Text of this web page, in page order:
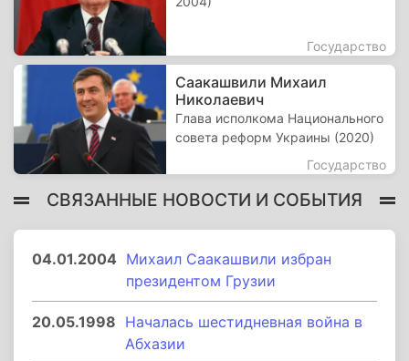
Государство
Саакашвили Михаил
Николаевич
Глава исполкома Национального
совета реформ Украины (2020)
Государство
СВЯЗАННЫЕ НОВОСТИ И СОБЫТИЯ
04.01.2004 Михаил Саакашвили избран
президентом Грузии
20.05.1998 Началась шестидневная война в
Абхазии